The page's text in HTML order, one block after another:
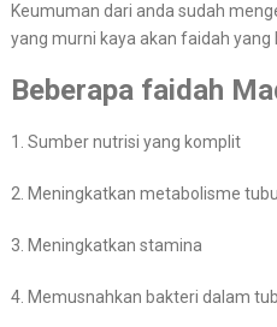
Keumuman dari anda sudah
yang murni kaya akan faidah yang
Beberapa faidah
1. Sumber nutrisi yang komplit
2. Meningkatkan metabolisme
3. Meningkatkan stamina
4. Memusnahkan bakteri dalam